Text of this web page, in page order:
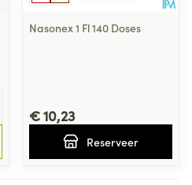
Nasonex 1 Fl 140 Doses
€ 10,23
Reserveer